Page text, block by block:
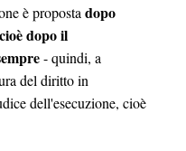
è proposta dopo
dopo il
- quindi, a
del diritto in
dell'esecuzione, cioè